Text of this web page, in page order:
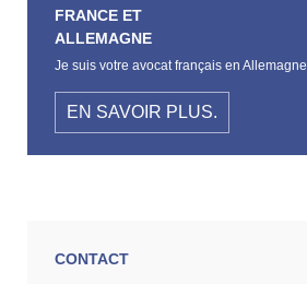
FRANCE ET
ALLEMAGNE
Je suis votre avocat français en Allemagne.
EN SAVOIR PLUS.
CONTACT